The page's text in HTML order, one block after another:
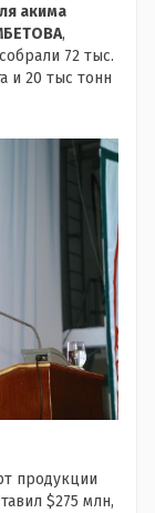
акима
,
72 тыс.
и 20 тыс тонн
продукции
$275 млн,